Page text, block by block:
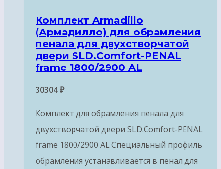
Комплект Armadillo
(Армадилло) для обрамления
пенала для двухстворчатой
двери SLD.Comfort-PENAL
frame 1800/2900 AL
30304₽
Комплект для обрамления пенала для
двухстворчатой двери SLD.Comfort-PENAL
frame 1800/2900 AL Специальный профиль
обрамления устанавливается в пенал для